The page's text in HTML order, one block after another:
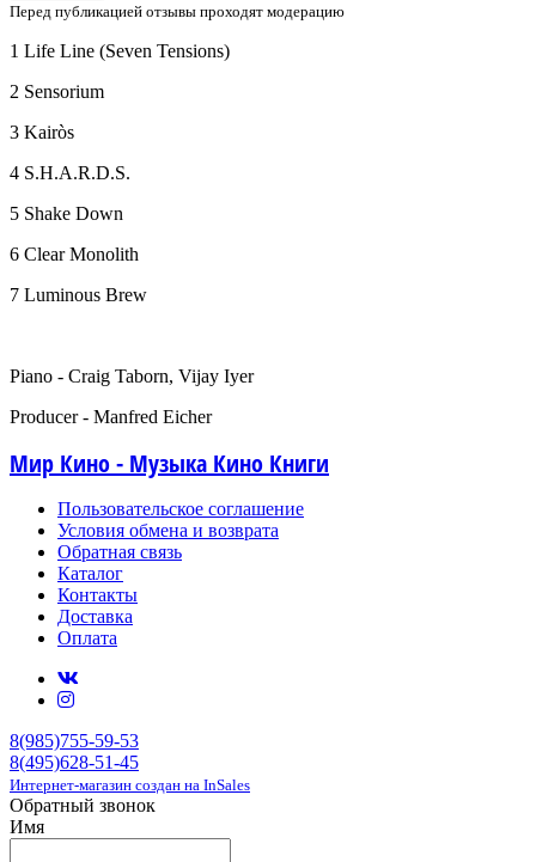
Перед публикацией отзывы проходят модерацию
1 Life Line (Seven Tensions)
2 Sensorium
3 Kairòs
4 S.H.A.R.D.S.
5 Shake Down
6 Clear Monolith
7 Luminous Brew
Piano - Craig Taborn, Vijay Iyer
Producer - Manfred Eicher
Мир Кино - Музыка Кино Книги
Пользовательское соглашение
Условия обмена и возврата
Обратная связь
Каталог
Контакты
Доставка
Оплата
8(985)755-59-53
8(495)628-51-45
Интернет-магазин создан на InSales
Обратный звонок
Имя